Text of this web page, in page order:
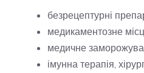
безрецептурні
медикаментозне
медичне
імунна терапія,